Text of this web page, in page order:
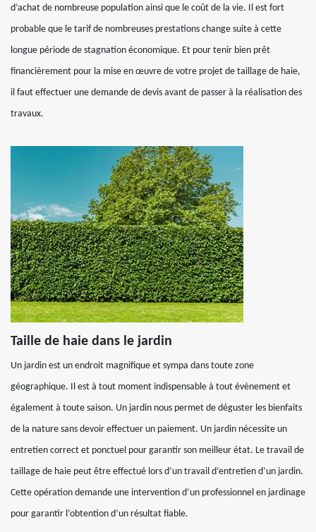
d’achat de nombreuse population ainsi que le coût de la vie. Il est fort
probable que le tarif de nombreuses prestations change suite à cette
longue période de stagnation économique. Et pour tenir bien prêt
financièrement pour la mise en œuvre de votre projet de taillage de haie,
il faut effectuer une demande de devis avant de passer à la réalisation des
travaux.
Taille de haie dans le jardin
Un jardin est un endroit magnifique et sympa dans toute zone
géographique. Il est à tout moment indispensable à tout évènement et
également à toute saison. Un jardin nous permet de déguster les bienfaits
de la nature sans devoir effectuer un paiement. Un jardin nécessite un
entretien correct et ponctuel pour garantir son meilleur état. Le travail de
taillage de haie peut être effectué lors d’un travail d’entretien d’un jardin.
Cette opération demande une intervention d’un professionnel en jardinage
pour garantir l’obtention d’un résultat fiable.